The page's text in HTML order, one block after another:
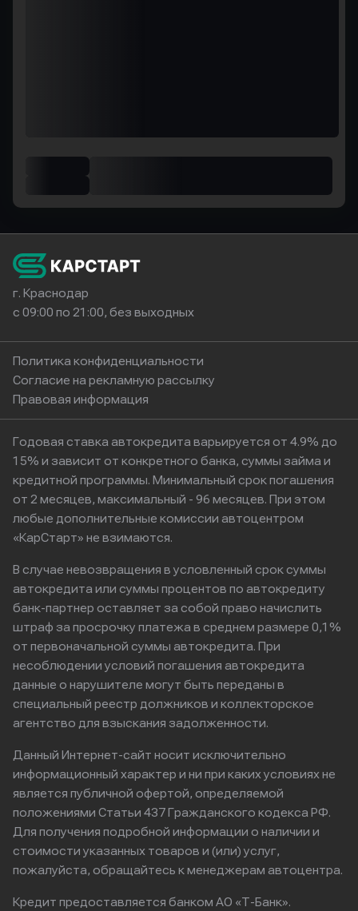
г. Краснодар
с 09:00 по 21:00, без выходных
Политика конфиденциальности
Согласие на рекламную рассылку
Правовая информация
Годовая ставка автокредита варьируется от 4.9% до
15% и зависит от конкретного банка, суммы займа и
кредитной программы. Минимальный срок погашения
от 2 месяцев, максимальный - 96 месяцев. При этом
любые дополнительные комиссии автоцентром
«КарСтарт» не взимаются.
В случае невозвращения в условленный срок суммы
автокредита или суммы процентов по автокредиту
банк-партнер оставляет за собой право начислить
штраф за просрочку платежа в среднем размере 0,1%
от первоначальной суммы автокредита. При
несоблюдении условий погашения автокредита
данные о нарушителе могут быть переданы в
специальный реестр должников и коллекторское
агентство для взыскания задолженности.
Данный Интернет-сайт носит исключительно
информационный характер и ни при каких условиях не
является публичной офертой, определяемой
положениями Статьи 437 Гражданского кодекса РФ.
Для получения подробной информации о наличии и
стоимости указанных товаров и (или) услуг,
пожалуйста, обращайтесь к менеджерам автоцентра.
Кредит предоставляется банком АО «Т-Банк».